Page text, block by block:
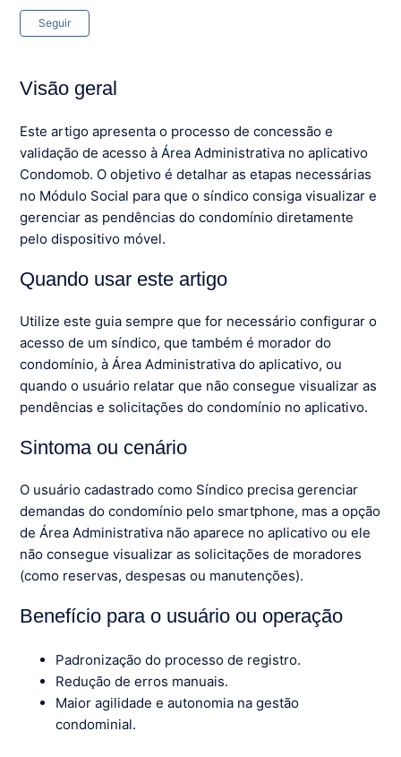
Seguir
Visão geral
Este artigo apresenta o processo de concessão e
validação de acesso à Área Administrativa no aplicativo
Condomob. O objetivo é detalhar as etapas necessárias
no Módulo Social para que o síndico consiga visualizar e
gerenciar as pendências do condomínio diretamente
pelo dispositivo móvel.
Quando usar este artigo
Utilize este guia sempre que for necessário configurar o
acesso de um síndico, que também é morador do
condomínio, à Área Administrativa do aplicativo, ou
quando o usuário relatar que não consegue visualizar as
pendências e solicitações do condomínio no aplicativo.
Sintoma ou cenário
O usuário cadastrado como Síndico precisa gerenciar
demandas do condomínio pelo smartphone, mas a opção
de Área Administrativa não aparece no aplicativo ou ele
não consegue visualizar as solicitações de moradores
(como reservas, despesas ou manutenções).
Benefício para o usuário ou operação
Padronização do processo de registro.
Redução de erros manuais.
Maior agilidade e autonomia na gestão
condominial.